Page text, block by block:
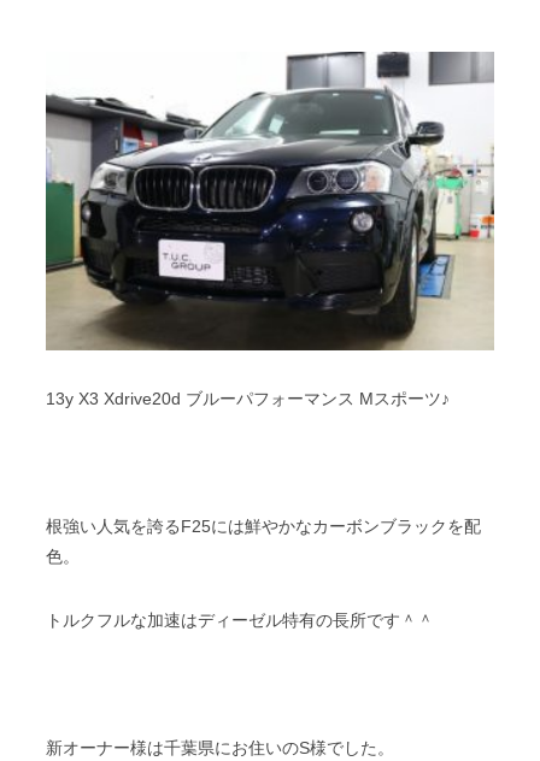
13y X3 Xdrive20d ブルーパフォーマンス Mスポーツ♪
根強い人気を誇るF25には鮮やかなカーボンブラックを配
色。
トルクフルな加速はディーゼル特有の長所です＾＾
新オーナー様は千葉県にお住いのS様でした。